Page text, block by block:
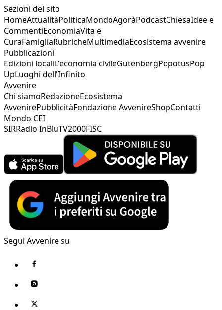
Sezioni del sito
HomeAttualitàPoliticaMondoAgoràPodcastChiesaIdee e
CommentiEconomiaVita e
CuraFamigliaRubricheMultimediaEcosistema avvenire
Pubblicazioni
Edizioni localiL'economia civileGutenbergPopotusPop
UpLuoghi dell'Infinito
Avvenire
Chi siamoRedazioneEcosistema
AvvenirePubblicitàFondazione AvvenireShopContatti
Mondo CEI
SIRRadio InBluTV2000FISC
Segui Avvenire su